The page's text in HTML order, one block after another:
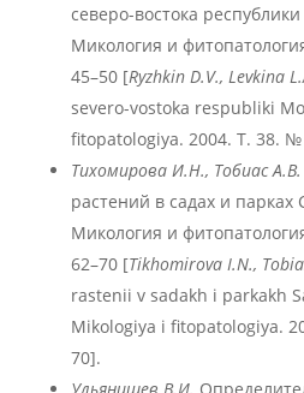
северо-востока
Микология и
45–50 [RyzhkinD.V., LevkinaL
severo-vostoka respubliki
fitopatologiya. 2004. T. 38. №
Тихомирова И.Н., Тобиас А.В.
растений в садах и парках
Микология и
62–70 [TikhomirovaI.N.,
rastenii v sadakh i parkakh
Mikologiya i fitopatologiya.
70].